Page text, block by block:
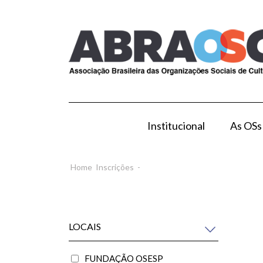
Institucional As OSs
Home Inscrições -
LOCAIS
FUNDAÇÃO OSESP